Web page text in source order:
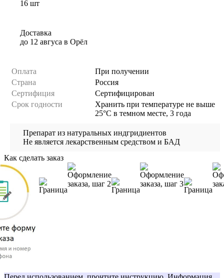
16 шт
Доставка
до 12 авгуса в Орёл
Оплата
При получении
Страна
Россия
Сертифиция
Сертифицирован
Cрок годности
Хранить при температуре не выше
25°С в темном месте, 3 года
Препарат из натуральных индгридиентов
Не является лекарственным средством и БАД
Как сделать заказ